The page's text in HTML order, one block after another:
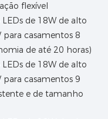
flexível
de até 20 horas)
e de tamanho